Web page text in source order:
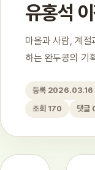
유홍석
마을과 사람, 계
하는 완두콩의 기
등록
조회 170
댓글